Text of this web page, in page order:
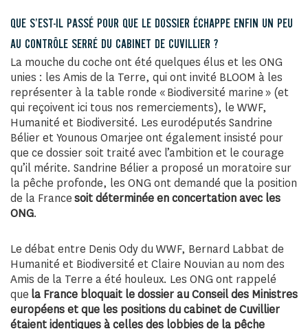
QUE S’EST-IL PASSÉ POUR QUE LE DOSSIER ÉCHAPPE ENFIN UN PEU
AU CONTRÔLE SERRÉ DU CABINET DE CUVILLIER ?
La mouche du coche ont été quelques élus et les ONG
unies : les Amis de la Terre, qui ont invité BLOOM à les
représenter à la table ronde « Biodiversité marine » (et
qui reçoivent ici tous nos remerciements), le WWF,
Humanité et Biodiversité. Les eurodéputés Sandrine
Bélier et Younous Omarjee ont également insisté pour
que ce dossier soit traité avec l’ambition et le courage
qu’il mérite. Sandrine Bélier a proposé un moratoire sur
la pêche profonde, les ONG ont demandé que la position
de la Francesoit déterminée en concertation avec les
ONG.
Le débat entre Denis Ody du WWF, Bernard Labbat de
Humanité et Biodiversité et Claire Nouvian au nom des
Amis de la Terre a été houleux. Les ONG ont rappelé
que la France bloquait le dossier au Conseil des Ministres
européens et que les positions du cabinet de Cuvillier
étaient identiques à celles des lobbies de la pêche